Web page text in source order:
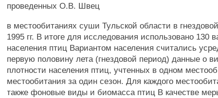
проведенных О.В. Швец
в местообитаниях суши Тульской области в
1995 гг. В итоге для исследования использовано 130
населения птиц Вариантом населения считались
первую половину лета (гнездовой период) данные о
плотности населения птиц, учтенных в одном
местообитания за один сезон. Для каждого
также фоновые виды и биомасса птиц В качестве